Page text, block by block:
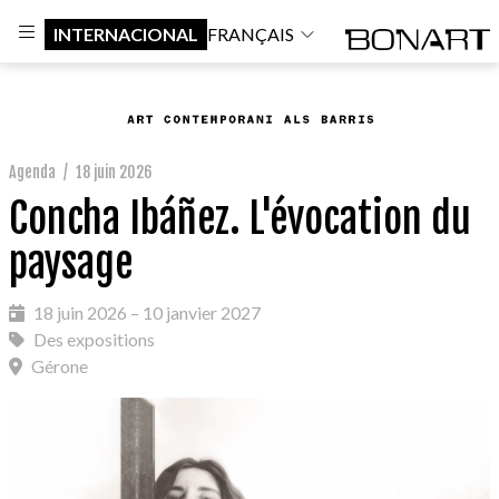
INTERNACIONAL FRANÇAIS
Agenda / 18 juin 2026
Concha Ibáñez. L'évocation du
paysage
18 juin 2026 – 10 janvier 2027
Des expositions
Gérone